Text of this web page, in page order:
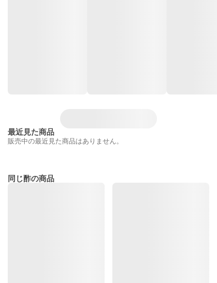
最近見た商品
販売中の最近見た商品はありません。
同じ酢の商品